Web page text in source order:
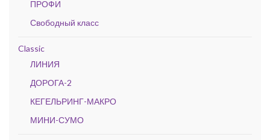
ПРОФИ
Свободный класс
Classic
ЛИНИЯ
ДОРОГА-2
КЕГЕЛЬРИНГ-МАКРО
МИНИ-СУМО